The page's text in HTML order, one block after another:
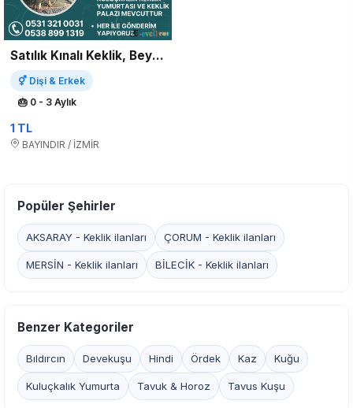
Satılık Kınalı Keklik, Beyaz Keklik, Keklik Yavrusu ve Kuluçkalık
⚥ Dişi & Erkek
🎂 0 - 3 Aylık
1 TL
BAYINDIR / İZMİR
Popüler Şehirler
AKSARAY - Keklik ilanları ÇORUM - Keklik ilanları
MERSİN - Keklik ilanları BİLECİK - Keklik ilanları
Benzer Kategoriler
Bıldırcın Devekuşu Hindi Ördek Kaz Kuğu
Kuluçkalık Yumurta Tavuk & Horoz Tavus Kuşu